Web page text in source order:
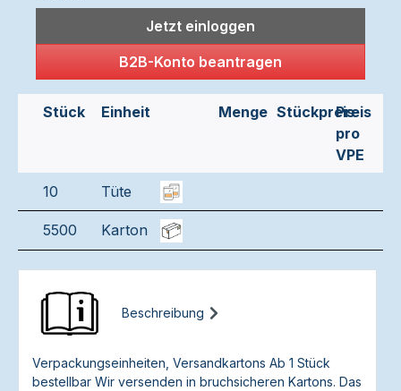
Jetzt einloggen
B2B-Konto beantragen
Stück Einheit Menge StückpreisPreis
pro
VPE
10 Tüte
5500 Karton
Beschreibung
Verpackungseinheiten, Versandkartons Ab 1 Stück
bestellbar Wir versenden in bruchsicheren Kartons. Das